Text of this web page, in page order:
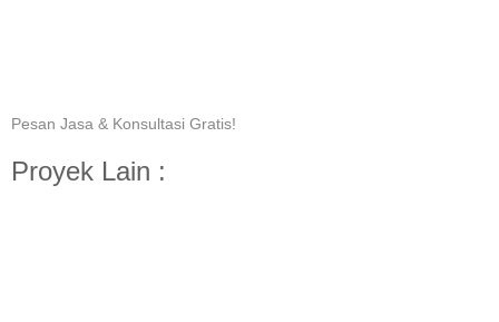
Pesan Jasa & Konsultasi Gratis!
Proyek Lain :